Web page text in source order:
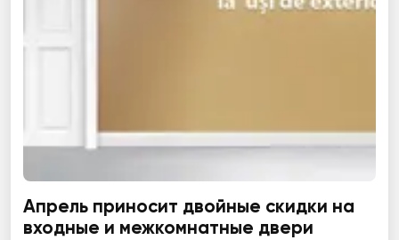
Апрель приносит двойные скидки на
входные и межкомнатные двери